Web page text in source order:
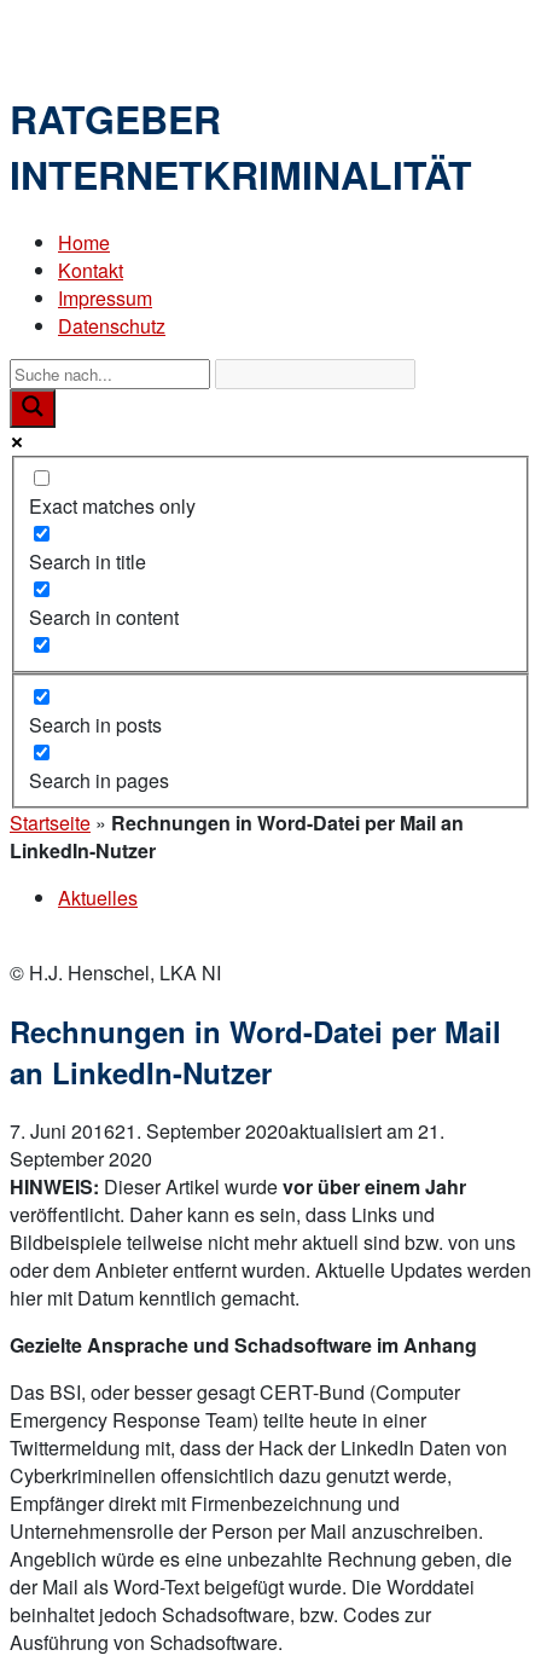
RATGEBER
INTERNETKRIMINALITÄT
Home
Kontakt
Impressum
Datenschutz
Exact matches only
Search in title
Search in content
Search in posts
Search in pages
Startseite » Rechnungen in Word-Datei per Mail an
LinkedIn-Nutzer
Aktuelles
© H.J. Henschel, LKA NI
Rechnungen in Word-Datei per Mail
an LinkedIn-Nutzer
7. Juni 201621. September 2020aktualisiert am 21.
September 2020
HINWEIS: Dieser Artikel wurdevor über einem Jahr
veröffentlicht. Daher kann es sein, dass Links und
Bildbeispiele teilweise nicht mehr aktuell sind bzw. von uns
oder dem Anbieter entfernt wurden. Aktuelle Updates werden
hier mit Datum kenntlich gemacht.
Gezielte Ansprache und Schadsoftware im Anhang
Das BSI, oder besser gesagt CERT-Bund (Computer
Emergency Response Team) teilte heute in einer
Twittermeldung mit, dass der Hack der LinkedIn Daten von
Cyberkriminellen offensichtlich dazu genutzt werde,
Empfänger direkt mit Firmenbezeichnung und
Unternehmensrolle der Person per Mail anzuschreiben.
Angeblich würde es eine unbezahlte Rechnung geben, die
der Mail als Word-Text beigefügt wurde. Die Worddatei
beinhaltet jedoch Schadsoftware, bzw. Codes zur
Ausführung von Schadsoftware.